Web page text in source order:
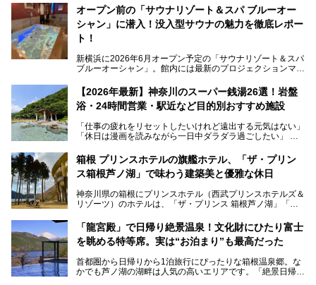
す。サウナや水風呂の気持ちよさはもちろん、リラックスス
ペースの過ごしやすさまで徹底チェック。新横浜エリアで日
常の疲れをリセットしたい人、ライブやスポーツ観戦遠征組
は必見です。
オープン前の「サウナリゾート＆スパ ブルーオー
シャン」に潜入！没入型サウナの魅力を徹底レポー
ト！
新横浜に2026年6月オープン予定の「サウナリゾート＆スパ
ブルーオーシャン」。館内には最新のプロジェクションマッ
的な“没入感（イマーシブ）”を体験できます。
今回は、そんな大注目の施設に一足先にお邪魔し、その全貌
を見学させていただきました！
サウナ室の中に咲き誇る桜、魚たちが泳ぐ水風呂、そしてバ
リのビーチを思わせる休憩スペース…。驚きの連続だった館
内の様子をレポートします！
【2026年最新】神奈川のスーパー銭湯26選！岩盤
浴・24時間営業・駅近など目的別おすすめ施設
「仕事の疲れをリセットしたいけれど遠出する元気はない」
「休日は漫画を読みながら一日中ダラダラ過ごしたい」
たい」
そんな「癒やされたい」という願いを叶えてくれるのが、神
神奈川県には、サウナや岩盤浴、一日中遊べるエンタメ施設
など、“非日常”を味わえるスーパー銭湯が数多く揃っていま
う」という人も多いはず。
そこで今回は、神奈川県内の人気施設26選を「安さ」「岩
業」「駅近」など、目的別に厳選して紹介します。
今の気分にぴったりの施設を見つけて、最高のリフレッシュ
箱根 プリンスホテルの旗艦ホテル、「ザ・プリン
ス箱根芦ノ湖」で味わう建築美と優雅な休日
神奈川県の箱根にプリンスホテル（西武プリンスホテルズ＆
リゾーツ）のホテルは、「ザ・プリンス 箱根芦ノ湖」「芦
「箱根仙石原プリンスホテル」と4軒あり、今回ご紹介する
「ザ・プリンス 箱根芦ノ湖」は、その中でもフラッグシッ
プ（旗艦）に位置づけられる特別なホテルです。
昭和の日本を代表する建築家の一人、村野藤吾が芦ノ湖の畔
に建てた桃源郷のようなホテルがここ。自家源泉の温泉や、
「龍宮殿」で日帰り絶景温泉！文化財にひたり富士
を眺める特等席。実は“お泊まり”も最高だった
首都圏から日帰りから1泊旅行にぴったりな箱根温泉郷。な
かでも芦ノ湖の湖畔は人気の高いエリアです。「絶景日帰り